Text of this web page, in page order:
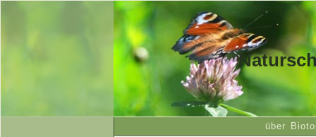
über